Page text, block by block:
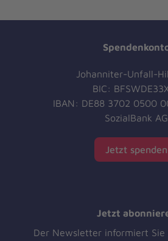
Johanniter-Unfall-
BIC:
IBAN: DE88 3702 0500
SozialBank AG
Jetzt spenden
Jetzt
Der Newsletter informiert Sie